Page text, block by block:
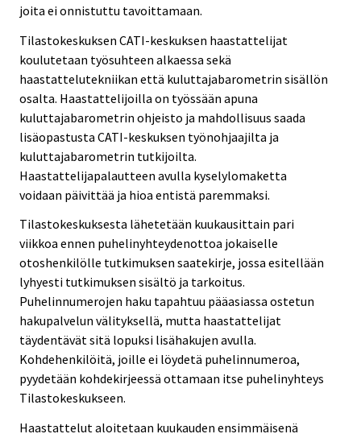
joita ei onnistuttu tavoittamaan.
Tilastokeskuksen CATI-keskuksen haastattelijat
koulutetaan työsuhteen alkaessa sekä
haastattelutekniikan että kuluttajabarometrin sisällön
osalta. Haastattelijoilla on työssään apuna
kuluttajabarometrin ohjeisto ja mahdollisuus saada
lisäopastusta CATI-keskuksen työnohjaajilta ja
kuluttajabarometrin tutkijoilta.
Haastattelijapalautteen avulla kyselylomaketta
voidaan päivittää ja hioa entistä paremmaksi.
Tilastokeskuksesta lähetetään kuukausittain pari
viikkoa ennen puhelinyhteydenottoa jokaiselle
otoshenkilölle tutkimuksen saatekirje, jossa esitellään
lyhyesti tutkimuksen sisältö ja tarkoitus.
Puhelinnumerojen haku tapahtuu pääasiassa ostetun
hakupalvelun välityksellä, mutta haastattelijat
täydentävät sitä lopuksi lisähakujen avulla.
Kohdehenkilöitä, joille ei löydetä puhelinnumeroa,
pyydetään kohdekirjeessä ottamaan itse puhelinyhteys
Tilastokeskukseen.
Haastattelut aloitetaan kuukauden ensimmäisenä